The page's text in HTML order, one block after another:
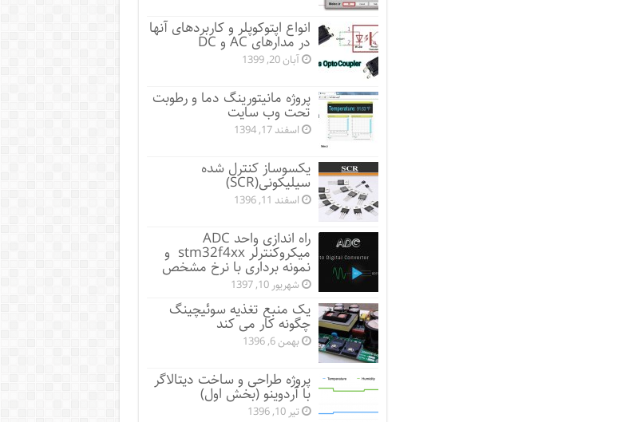
انواع اپتوکوپلر و کاربردهای آنها
در مدارهای AC و DC
آبان 20, 1399
پروژه مانيتورينگ دما و رطوبت
تحت وب سایت
اسفند 17, 1394
یکسوساز کنترل شده
سیلیکونی(SCR)
اسفند 11, 1396
راه اندازی واحد ADC
میکروکنترلر stm32f4xx و
نمونه برداری با نرخ مشخص
شهریور 10, 1397
یک منبع تغذیه سوئیچینگ
چگونه کار می کند
بهمن 6, 1396
پروژه طراحی و ساخت دیتالاگر
با آردوینو (بخش اول)
تیر 10, 1396